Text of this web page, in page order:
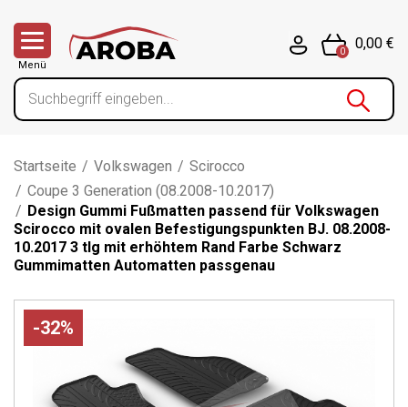
Menü
0
0,00 €
Startseite / Volkswagen / Scirocco
/ Coupe 3 Generation (08.2008-10.2017)
/ Design Gummi Fußmatten passend für Volkswagen
Scirocco mit ovalen Befestigungspunkten BJ. 08.2008-
10.2017 3 tlg mit erhöhtem Rand Farbe Schwarz
Gummimatten Automatten passgenau
-32%